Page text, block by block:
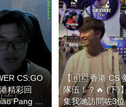
CS:GO
精彩回
Pang
【🇭🇰 香港 CS
隊伍！？🔥 (下)
集我哋訪問咗3